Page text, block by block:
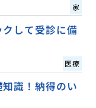
家
して受診に備
医療
識！納得のい